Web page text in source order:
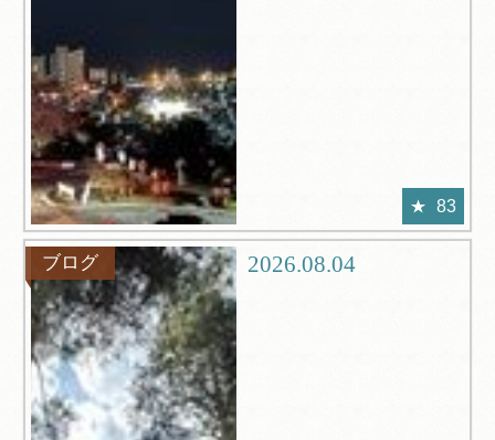
83
ブログ 2026.08.04